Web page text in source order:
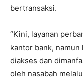
bertransaksi.
“Kini, layanan
kantor bank,
diakses dan
oleh nasabah